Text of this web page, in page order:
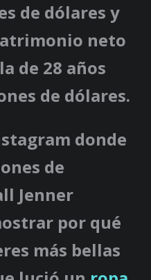
de dólares y
neto
de 28 años
de dólares.
donde
de
Jenner
por qué
más bellas